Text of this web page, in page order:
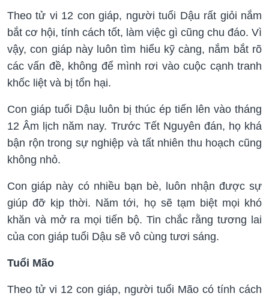
Theo tử vi 12 con giáp, người tuổi Dậu rất giỏi nắm
bắt cơ hội, tính cách tốt, làm việc gì cũng chu đáo. Vì
vậy, con giáp này luôn tìm hiểu kỹ càng, nắm bắt rõ
các vấn đề, không để mình rơi vào cuộc cạnh tranh
khốc liệt và bị tổn hại.
Con giáp tuổi Dậu luôn bị thúc ép tiến lên vào tháng
12 Âm lịch năm nay. Trước Tết Nguyên đán, họ khá
bận rộn trong sự nghiệp và tất nhiên thu hoạch cũng
không nhỏ.
Con giáp này có nhiều bạn bè, luôn nhận được sự
giúp đỡ kịp thời. Năm tới, họ sẽ tạm biệt mọi khó
khăn và mở ra mọi tiến bộ. Tin chắc rằng tương lai
của con giáp tuổi Dậu sẽ vô cùng tươi sáng.
Tuổi Mão
Theo tử vi 12 con giáp, người tuổi Mão có tính cách